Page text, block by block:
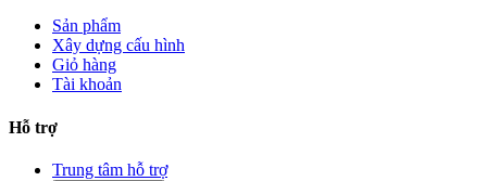
Sản phẩm
Xây dựng cấu hình
Giỏ hàng
Tài khoản
Hỗ trợ
Trung tâm hỗ trợ